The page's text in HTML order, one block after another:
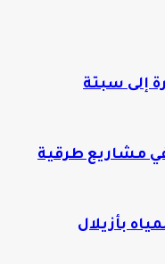
إلى سبتة
في مشاريع طرقية